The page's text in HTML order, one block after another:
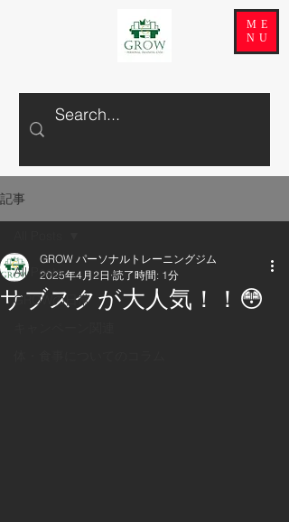
ME
NU
記事
All Posts
GROWの日常
サブスクが大人気！！😳
GROW パーソナルトレーニングジム
2025年4月2日 読了時間: 1分